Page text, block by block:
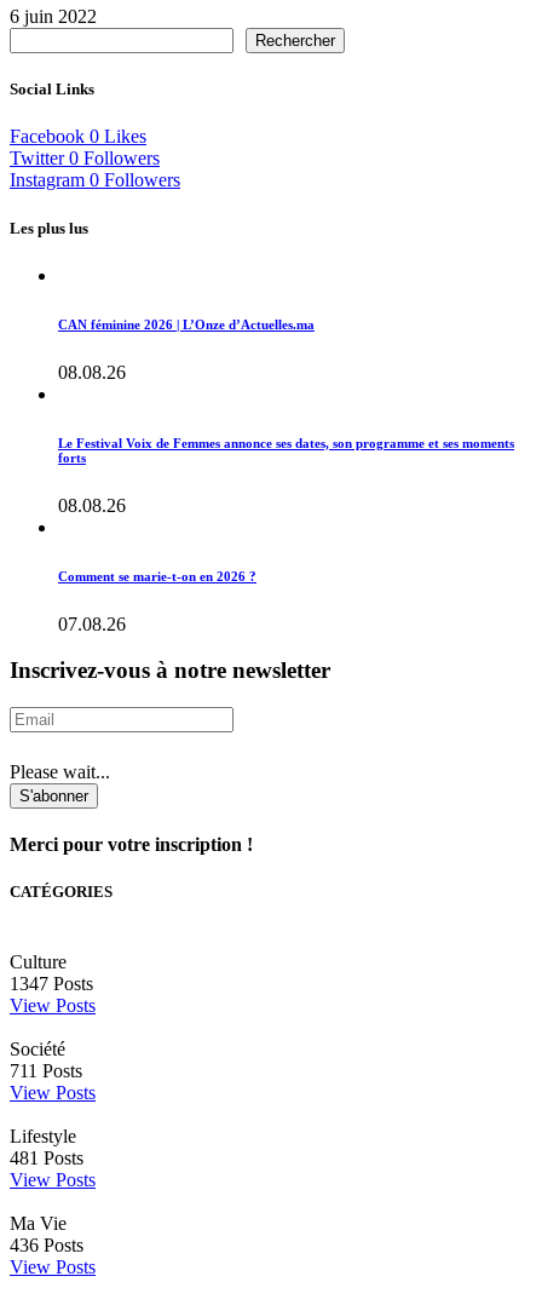
6 juin 2022
Rechercher
Social Links
Facebook 0 Likes
Twitter 0 Followers
Instagram 0 Followers
Les plus lus
CAN féminine 2026 | L’Onze d’Actuelles.ma
08.08.26
Le Festival Voix de Femmes annonce ses dates, son programme et ses moments
forts
08.08.26
Comment se marie-t-on en 2026 ?
07.08.26
Inscrivez-vous à notre newsletter
Please wait...
S'abonner
Merci pour votre inscription !
CATÉGORIES
Culture
1347 Posts
View Posts
Société
711 Posts
View Posts
Lifestyle
481 Posts
View Posts
Ma Vie
436 Posts
View Posts